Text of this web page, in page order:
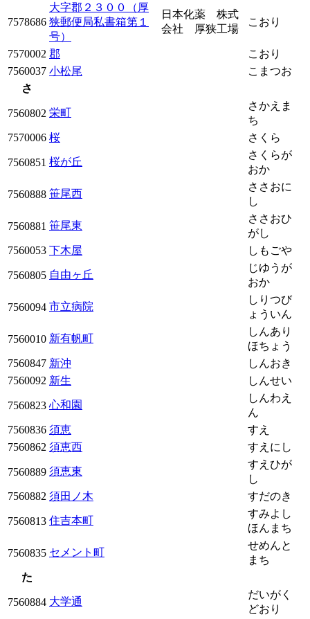
7578686
大字郡２３００（厚
狭郵便局私書箱第１
号）
日本化薬 株式
会社 厚狭工場
こおり
7570002 郡
こおり
7560037 小松尾
こまつお
さ
7560802 栄町
さかえま
ち
7570006 桜 さくら
7560851 桜が丘
さくらが
おか
7560888 笹尾西
ささおに
し
7560881 笹尾東
ささおひ
がし
7560053 下木屋 しもごや
7560805 自由ヶ丘
じゆうが
おか
7560094 市立病院
しりつび
ょういん
7560010 新有帆町
しんあり
ほちょう
7560847 新沖
しんおき
7560092 新生 しんせい
7560823 心和園
しんわえ
ん
7560836 須恵
すえ
7560862 須恵西 すえにし
7560889 須恵東
すえひが
し
7560882 須田ノ木 すだのき
7560813 住吉本町
すみよし
ほんまち
7560835 セメント町
せめんと
まち
た
7560884 大学通
だいがく
どおり